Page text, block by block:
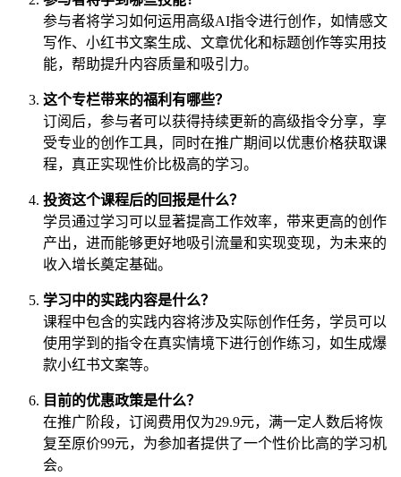
参与者将学习如何运用高级AI指令进行创作，如情感文
写作、小红书文案生成、文章优化和标题创作等实用技
能，帮助提升内容质量和吸引力。
这个专栏带来的福利有哪些？
订阅后，参与者可以获得持续更新的高级指令分享，享
受专业的创作工具，同时在推广期间以优惠价格获取课
程，真正实现性价比极高的学习。
投资这个课程后的回报是什么？
学员通过学习可以显著提高工作效率，带来更高的创作
产出，进而能够更好地吸引流量和实现变现，为未来的
收入增长奠定基础。
学习中的实践内容是什么？
课程中包含的实践内容将涉及实际创作任务，学员可以
使用学到的指令在真实情境下进行创作练习，如生成爆
款小红书文案等。
目前的优惠政策是什么？
在推广阶段，订阅费用仅为29.9元，满一定人数后将恢
复至原价99元，为参加者提供了一个性价比高的学习机
会。